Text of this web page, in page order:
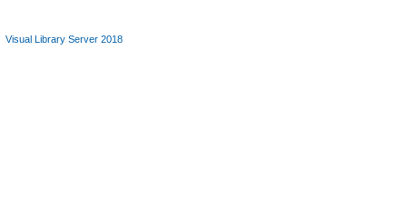
Visual Library Server 2018